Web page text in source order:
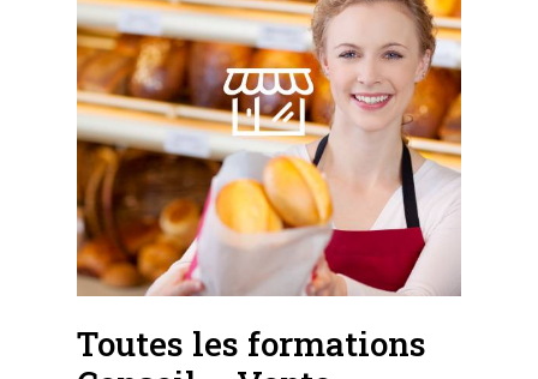
Toutes les formations